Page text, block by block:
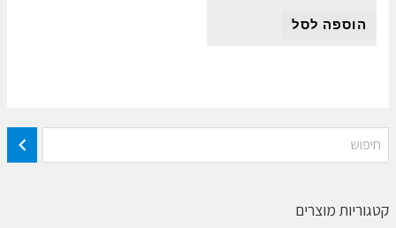
קטגוריות מוצרים
הוספה לסל